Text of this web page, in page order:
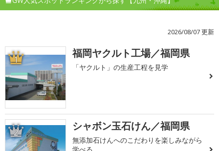
2026/08/07 更新
1 福岡ヤクルト工場／福岡県
「ヤクルト」の生産工程を見学
2 シャボン玉石けん／福岡県
無添加石けんへのこだわりを楽しみながら